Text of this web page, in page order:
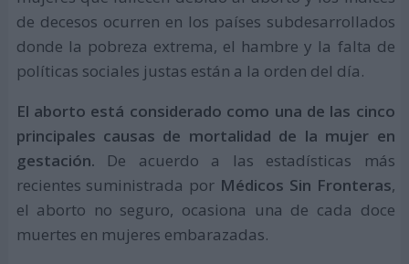
de decesos ocurren en los países subdesarrollados
donde la pobreza extrema, el hambre y la falta de
políticas sociales justas están a la orden del día.
El aborto está considerado como una de las cinco
principales causas de mortalidad de la mujer en
gestación. De acuerdo a las estadísticas más
recientes suministrada por Médicos Sin Fronteras,
el aborto no seguro, ocasiona una de cada doce
muertes en mujeres embarazadas.